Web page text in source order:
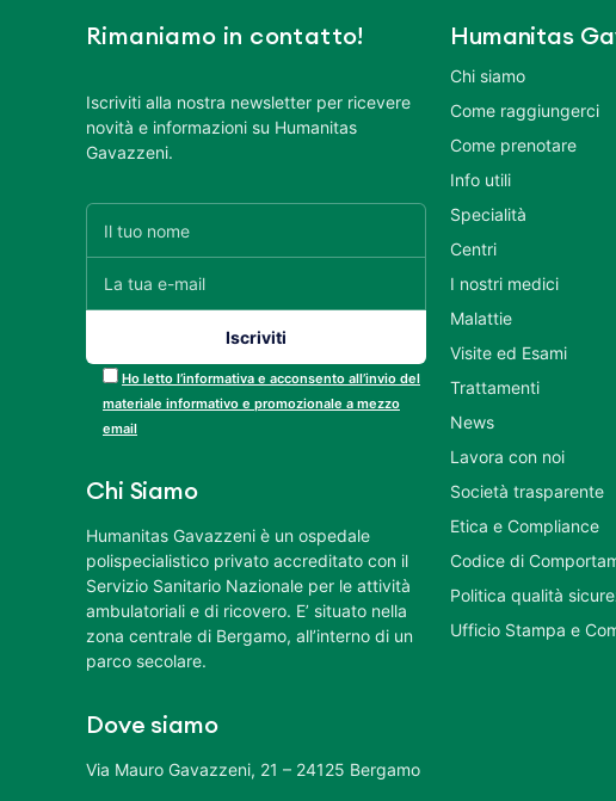
Rimaniamo in contatto!
Iscriviti alla nostra newsletter per ricevere
novità e informazioni su Humanitas
Gavazzeni.
Ho letto l’informativa e acconsento all’invio del
materiale informativo e promozionale a mezzo
email
Chi Siamo
Humanitas Gavazzeni è un ospedale
polispecialistico privato accreditato con il
Servizio Sanitario Nazionale per le attività
ambulatoriali e di ricovero. E’ situato nella
zona centrale di Bergamo, all’interno di un
parco secolare.
Dove siamo
Via Mauro Gavazzeni, 21 – 24125 Bergamo
Humanitas
Chi siamo
Come raggiungerci
Come prenotare
Info utili
Specialità
Centri
I nostri medici
Malattie
Visite ed Esami
Trattamenti
News
Lavora con noi
Società trasparente
Etica e Compliance
Codice di
Politica qualità
Ufficio Stampa e